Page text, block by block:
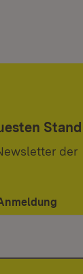
Stand
der